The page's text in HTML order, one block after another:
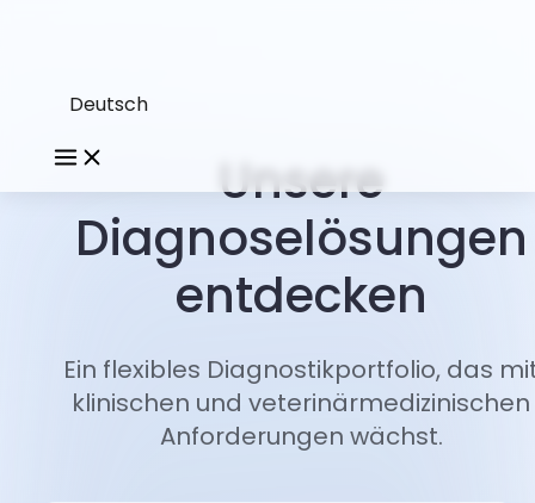
Deutsch
Unsere
Diagnoselösungen
entdecken
Ein flexibles Diagnostikportfolio, das
klinischen und veterinärmedizinischen
Anforderungen wächst.